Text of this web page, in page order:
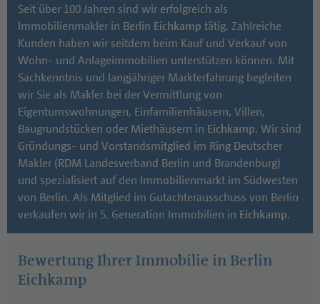
bebaut und aufgrund ihrer idyllischen, dennoch gut
angebundenen Lage eine stark nachgefragte und
damit teure Wohngegend. Die Waldrandlage mit
schmalen Siedlungsstraßen und Wirtschaftswegen
schafft eine ländliche Atmosphäre in City-Nähe. Mit
den S-Bahnhöfen Grunewald und Messe Süd
(Eichkamp) sowie diversen Buslinien verfügt die
Eichkamp-Siedlung über eine gute
Verkehrsanbindung.
Sie suchen einen seriösen Makler inEichkampfür den
Verkauf Ihrer Immobilie - wir begleiten Sie gern!
Seit über 100 Jahren sind wir erfolgreich als
Immobilienmakler in Berlin Eichkamp tätig. Zahlreiche
Kunden haben wir seitdem beim Kauf und Verkauf von
Wohn- und Anlageimmobilien unterstützen können. Mit
Sachkenntnis und langjähriger Markterfahrung begleiten
wir Sie als Makler bei der Vermittlung von
Eigentumswohnungen, Einfamilienhäusern, Villen,
Baugrundstücken oder Miethäusern in Eichkamp. Wir sind
Gründungs- und Vorstandsmitglied im Ring Deutscher
Makler (RDM Landesverband Berlin und Brandenburg)
und spezialisiert auf den Immobilienmarkt im Südwesten
von Berlin. Als Mitglied im Gutachterausschuss von Berlin
verkaufen wir in 5. Generation Immobilien in Eichkamp.
Bewertung Ihrer Immobilie in Berlin
Eichkamp